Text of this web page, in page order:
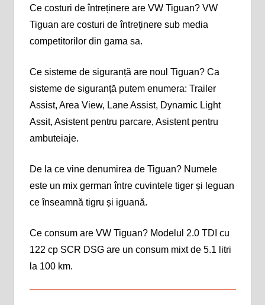
Ce costuri de întreținere are VW Tiguan? VW
Tiguan are costuri de întreținere sub media
competitorilor din gama sa.
Ce sisteme de siguranță are noul Tiguan? Ca
sisteme de siguranță putem enumera: Trailer
Assist, Area View, Lane Assist, Dynamic Light
Assit, Asistent pentru parcare, Asistent pentru
ambuteiaje.
De la ce vine denumirea de Tiguan? Numele
este un mix german între cuvintele tiger și leguan
ce înseamnă tigru și iguană.
Ce consum are VW Tiguan? Modelul 2.0 TDI cu
122 cp SCR DSG are un consum mixt de 5.1 litri
la 100 km.